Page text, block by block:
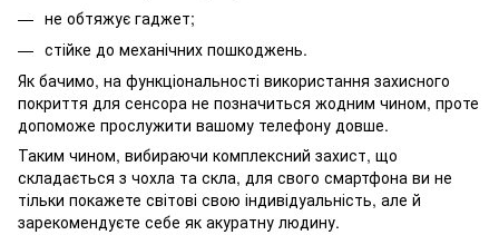
не обтяжує гаджет;
стійке до механічних пошкоджень.
Як бачимо, на функціональності використання захисного
покриття для сенсора не позначиться жодним чином, проте
допоможе прослужити вашому телефону довше.
Таким чином, вибираючи комплексний захист, що
складається з чохла та скла, для свого смартфона ви не
тільки покажете світові свою індивідуальність, але й
зарекомендуєте себе як акуратну людину.